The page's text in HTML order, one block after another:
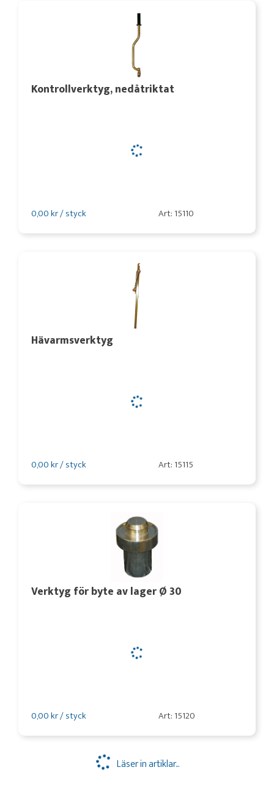
Kontrollverktyg, nedåtriktat
0,00 kr / styck Art: 15110
Hävarmsverktyg
0,00 kr / styck Art: 15115
Verktyg för byte av lager Ø 30
0,00 kr / styck Art: 15120
Läser in artiklar...